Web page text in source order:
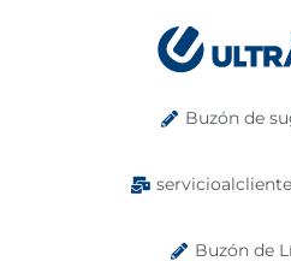
Buzón de
Buzón de